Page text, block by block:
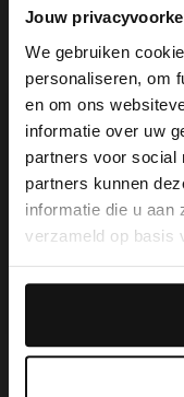
Jouw
We gebruiken
personaliseren, om
en om ons
informatie over uw
partners voor social
partners kunnen
informatie die u aan
verzameld op basis
Manfield
119.99
View this
It looks like
you like to
English